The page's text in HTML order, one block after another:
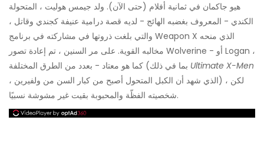
هيو جاكمان في ثمانية أفلام (حتى الآن). ولد جيمس هوليت ، المتحولة
الكندي - المعروف بغضبه الهائج - لديه قصة درامية عنيفة كجندي وقاتل ،
والتي بلغت ذروتها في مشاركته في برنامج Weapon X الذي منحه
مخالبه القوية. على مر السنين ، تم إعادة تصور Wolverine - أو Logan ،
Ultimate X-Men
، الذي شهد أن الكبل المتحول أصبح من كبار السن من ولفيرين) ، لكن
شخصيته الفظّة والمحبوبة بقيت غير مشوشة نسبيًا.